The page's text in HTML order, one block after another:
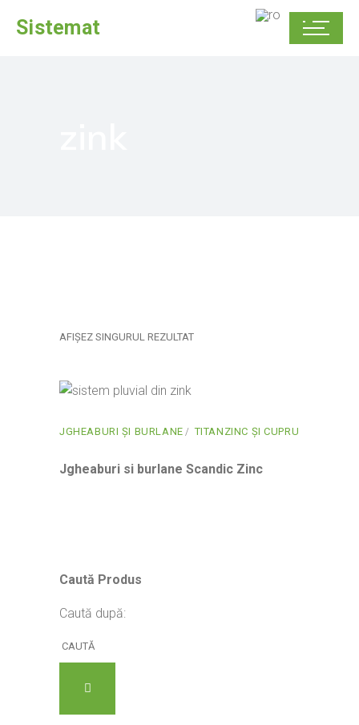
Sistemat
AFIȘEZ SINGURUL REZULTAT
JGHEABURI ȘI BURLANE TITANZINC ȘI CUPRU
Jgheaburi si burlane Scandic Zinc
Caută Produs
Caută după: